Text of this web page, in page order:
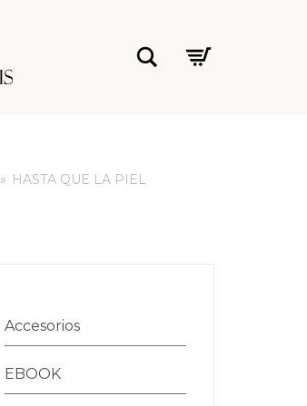
Buscar
» HASTA QUE LA PIEL
Accesorios
EBOOK